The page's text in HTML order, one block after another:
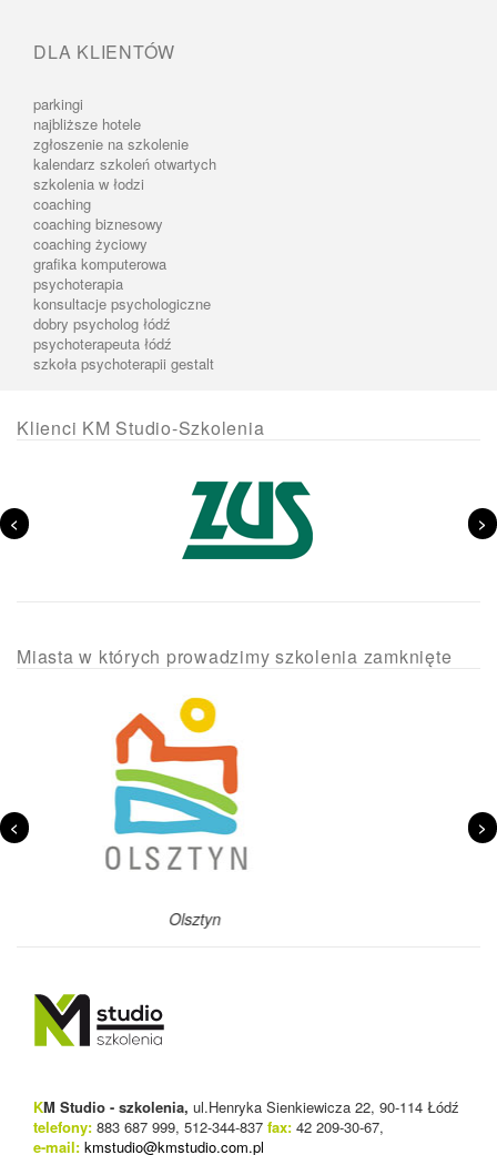
DLA KLIENTÓW
parkingi
najbliższe hotele
zgłoszenie na szkolenie
kalendarz szkoleń otwartych
szkolenia w łodzi
coaching
coaching biznesowy
coaching życiowy
grafika komputerowa
psychoterapia
konsultacje psychologiczne
dobry psycholog łódź
psychoterapeuta łódź
szkoła psychoterapii gestalt
Klienci KM Studio-Szkolenia
< >
Miasta w których prowadzimy szkolenia zamknięte
< >
KM Studio - szkolenia, ul.Henryka Sienkiewicza 22, 90-114 Łódź
telefony: 883 687 999, 512-344-837 fax: 42 209-30-67,
e-mail: kmstudio@kmstudio.com.pl